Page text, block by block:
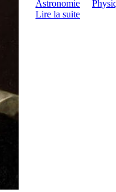
Astronomie
Lire la suite